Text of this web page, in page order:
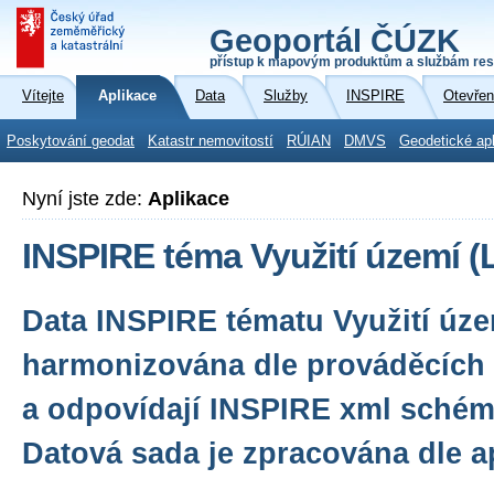
Geoportál ČÚZK
přístup k mapovým produktům a službám
Vítejte Aplikace Data Služby INSPIRE
Poskytování geodat Katastr nemovitostí RÚIAN DMVS Geodetické
Nyní jste zde: Aplikace
INSPIRE téma Využití území
Data INSPIRE tématu Využití
harmonizována dle prováděcích
a odpovídají INSPIRE xml
Datová sada je zpracována dle